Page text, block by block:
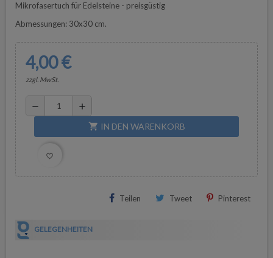
Mikrofasertuch für Edelsteine - preisgüstig
Abmessungen: 30x30 cm.
4,00 €
zzgl. MwSt.
remove add
shopping_cart IN DEN WARENKORB
favorite_border
Teilen Tweet Pinterest
GELEGENHEITEN